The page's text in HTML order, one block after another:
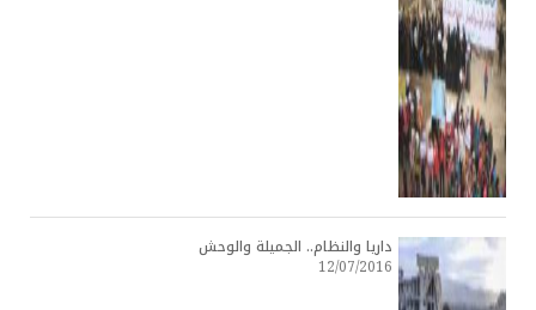
داريا والنظام.. الجميلة والوحش
12/07/2016